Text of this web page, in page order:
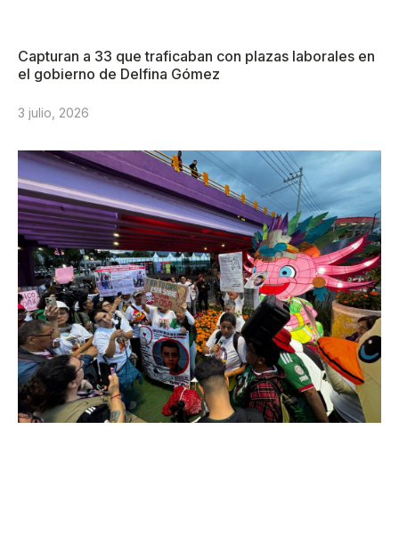
Capturan a 33 que traficaban con plazas laborales en
el gobierno de Delfina Gómez
3 julio, 2026